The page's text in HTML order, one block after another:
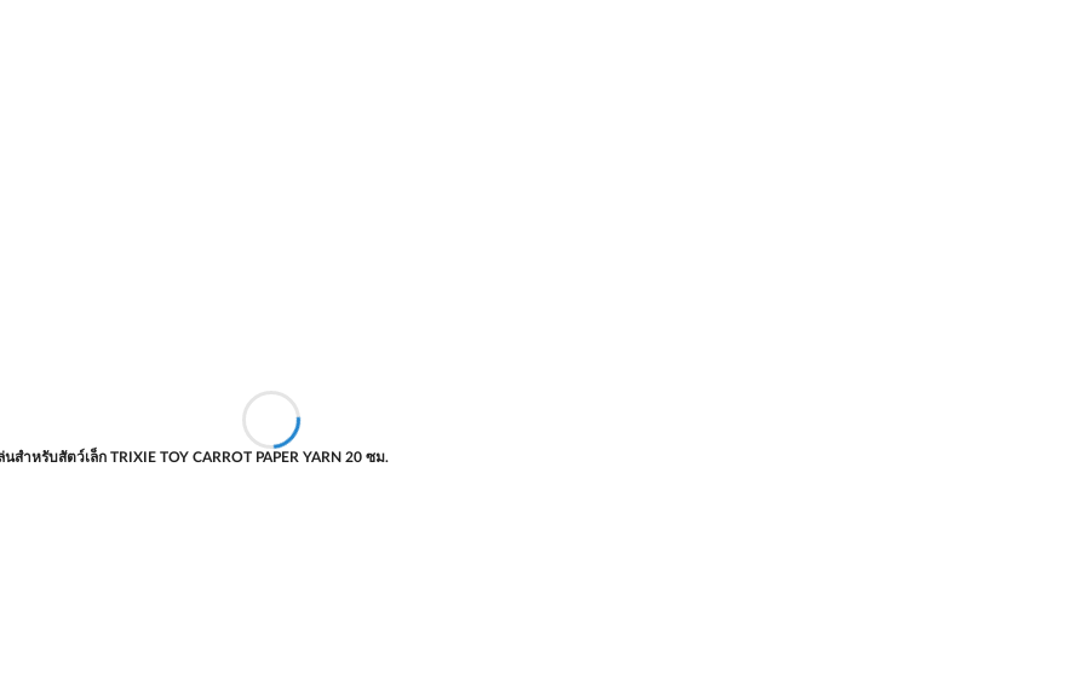
นสำหรับสัตว์เล็ก TRIXIE TOY CARROT PAPER YARN 20 ซม.